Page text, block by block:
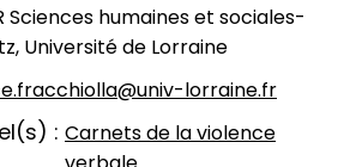
Sciences humaines et sociales-
Université de Lorraine
lorraine.fr
Carnets de la violence